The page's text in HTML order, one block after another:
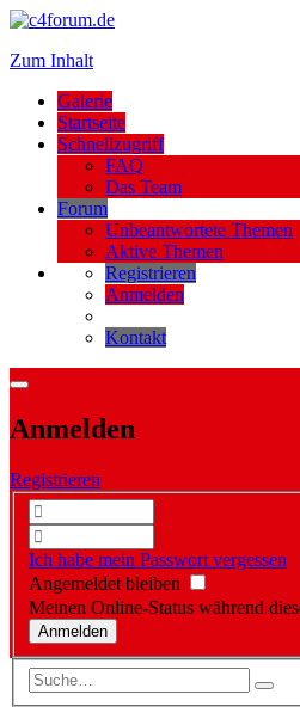
Zum Inhalt
Galerie
Startseite
Schnellzugriff
FAQ
Das Team
Forum
Unbeantwortete Themen
Aktive Themen
Registrieren
Anmelden
Kontakt
Anmelden
Registrieren
Ich habe mein Passwort vergessen
Angemeldet bleiben
Meinen Online-Status während